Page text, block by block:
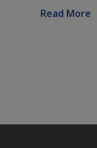
Read More